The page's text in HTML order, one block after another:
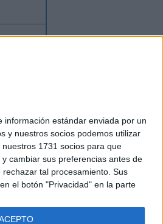
información estándar enviada por un
y nuestros socios podemos utilizar
1731 socios para que
cambiar sus preferencias antes de
tal procesamiento. Sus
el botón "Privacidad" en la parte